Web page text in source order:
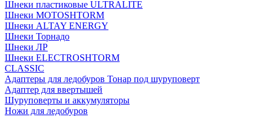
Шнеки пластиковые ULTRALITE
Шнеки MOTOSHTORM
Шнеки ALTAY ENERGY
Шнеки Торнадо
Шнеки ЛР
Шнеки ELECTROSHTORM
CLASSIC
Адаптеры для ледобуров Тонар под шуруповерт
Адаптер для ввертышей
Шуруповерты и аккумуляторы
Ножи для ледобуров